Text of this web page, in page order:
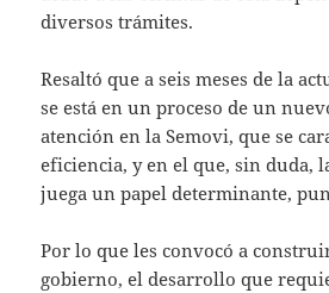
diversos trámites.
Resaltó que a seis meses de la
se está en un proceso de un
atención en la Semovi, que se
eficiencia, y en el que, sin duda,
juega un papel determinante,
Por lo que les convocó a
gobierno, el desarrollo que